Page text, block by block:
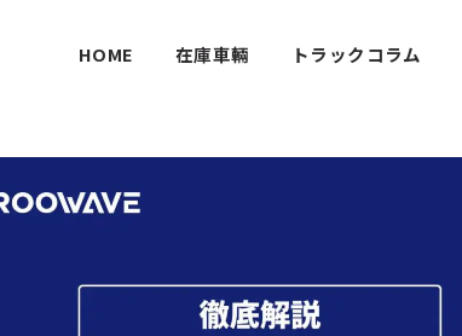
HOME 在庫車輛 トラックコラム